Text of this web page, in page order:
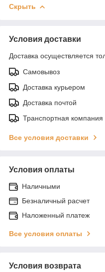
Скрыть
Условия доставки
Доставка осуществляется
Самовывоз
Доставка курьером
Доставка почтой
Транспортная компания
Все условия доставки
Условия оплаты
Наличными
Безналичный расчет
Наложенный платеж
Все условия оплаты
Условия возврата